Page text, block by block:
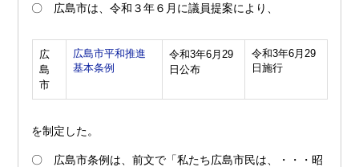
〇 広島市は、令和３年６月に議員提案により、
広
島
市
広島市平和推進
基本条例
令和3年6月29
日公布
令和3年6月29
日施行
を制定した。
〇 広島市条例は、前文で「私たち広島市民は、・・・昭